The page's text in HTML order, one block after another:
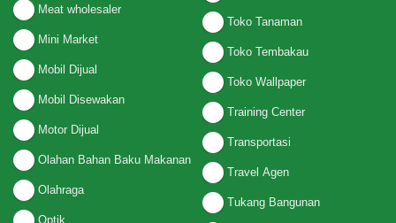
Meat wholesaler
Mini Market
Mobil Dijual
Mobil Disewakan
Motor Dijual
Olahan Bahan Baku Makanan
Olahraga
Optik
Toko Tanaman
Toko Tembakau
Toko Wallpaper
Training Center
Transportasi
Travel Agen
Tukang Bangunan